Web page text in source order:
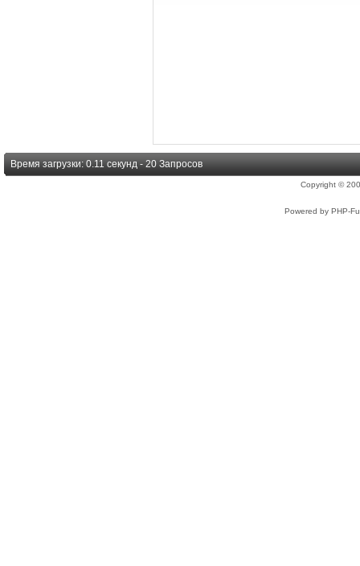
Время загрузки: 0.11 секунд - 20 Запросов
Copyright ©
Powered by PHP-